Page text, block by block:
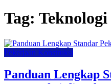
Tag:
Pekerjaan Konstruksi
Panduan Lengkap